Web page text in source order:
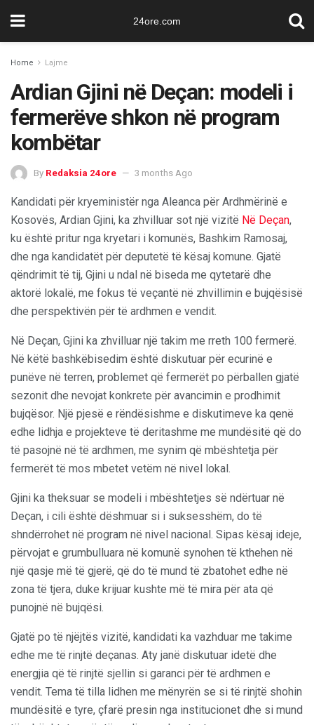
24ore.com
Home Lajme
Ardian Gjini në Deçan: modeli i
fermerëve shkon në program
kombëtar
By Redaksia 24ore 3 months Ago
Kandidati për kryeministër nga Aleanca për Ardhmërinë e
Kosovës, Ardian Gjini, ka zhvilluar sot një vizitë Në Deçan,
ku është pritur nga kryetari i komunës, Bashkim Ramosaj,
dhe nga kandidatët për deputetë të kësaj komune. Gjatë
qëndrimit të tij, Gjini u ndal në biseda me qytetarë dhe
aktorë lokalë, me fokus të veçantë në zhvillimin e bujqësisë
dhe perspektivën për të ardhmen e vendit.
Në Deçan, Gjini ka zhvilluar një takim me rreth 100 fermerë.
Në këtë bashkëbisedim është diskutuar për ecurinë e
punëve në terren, problemet që fermerët po përballen gjatë
sezonit dhe nevojat konkrete për avancimin e prodhimit
bujqësor. Një pjesë e rëndësishme e diskutimeve ka qenë
edhe lidhja e projekteve të deritashme me mundësitë që do
të pasojnë në të ardhmen, me synim që mbështetja për
fermerët të mos mbetet vetëm në nivel lokal.
Gjini ka theksuar se modeli i mbështetjes së ndërtuar në
Deçan, i cili është dëshmuar si i suksesshëm, do të
shndërrohet në program në nivel nacional. Sipas kësaj ideje,
përvojat e grumbulluara në komunë synohen të kthehen në
një qasje më të gjerë, që do të mund të zbatohet edhe në
zona të tjera, duke krijuar kushte më të mira për ata që
punojnë në bujqësi.
Gjatë po të njëjtës vizitë, kandidati ka vazhduar me takime
edhe me të rinjtë deçanas. Aty janë diskutuar idetë dhe
energjia që të rinjtë sjellin si garanci për të ardhmen e
vendit. Tema të tilla lidhen me mënyrën se si të rinjtë shohin
mundësitë e tyre, çfarë presin nga institucionet dhe si mund